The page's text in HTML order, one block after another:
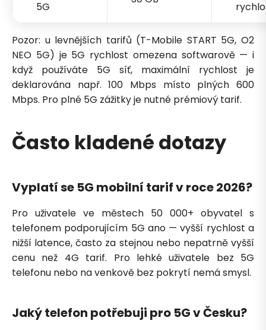
5G
Pozor: u levnějších tarifů (T-Mobile START 5G, O2
NEO 5G) je 5G rychlost omezena softwarově — i
když používáte 5G síť, maximální rychlost je
deklarována např. 100 Mbps místo plných 600
Mbps. Pro plné 5G zážitky je nutné prémiový tarif.
Často kladené dotazy
Vyplatí se 5G mobilní tarif v roce 2026?
Pro uživatele ve městech 50 000+ obyvatel s
telefonem podporujícím 5G ano — vyšší rychlost a
nižší latence, často za stejnou nebo nepatrně vyšší
cenu než 4G tarif. Pro lehké uživatele bez 5G
telefonu nebo na venkově bez pokrytí nemá smysl.
Jaký telefon potřebuji pro 5G v Česku?